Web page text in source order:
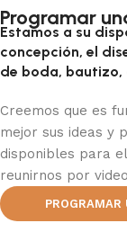
Programar
Estamos a su
concepción, el
de boda, bautizo,
Creemos que es
mejor sus ideas y
disponibles para
reunirnos por
PROGRAMAR